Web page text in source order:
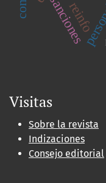
reinfo
sanciones
Visitas
Sobre la revista
Indizaciones
Consejo editorial